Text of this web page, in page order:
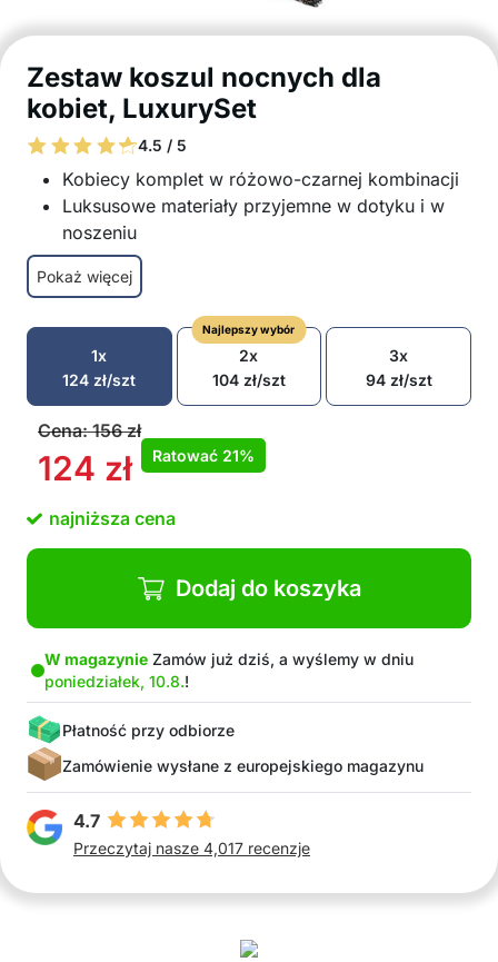
Zestaw koszul nocnych dla
kobiet, LuxurySet
4.5 / 5
Kobiecy komplet w różowo-czarnej kombinacji
Luksusowe materiały przyjemne w dotyku i w
noszeniu
Atrakcyjne koronkowe detale
Przemyślane kroje pasują do każdego typu
Zestaw do spania i relaksu w domu w ciągu dnia
Rozmiar uniwersalny od S do L
W zestawie: 1x szlafrok
Pokaż więcej
1x
124 zł/szt
Najlepszy wybór
2x
104 zł/szt
3x
94 zł/szt
Cena:156zł
124 zł Ratować 21%
najniższa cena
Dodaj do koszyka
W magazynie Zamów już dziś, a wyślemy w dniu
poniedziałek, 10.8.!
Płatność przy odbiorze
Zamówienie wysłane z europejskiego magazynu
4.7
Przeczytaj nasze 4,017 recenzje